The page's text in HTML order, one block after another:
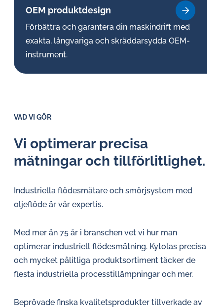
OEM pro­dukt­de­sign
Förbättra och garantera din maskindrift med
exakta, långvariga och skräddarsydda OEM-
instrument.
VAD VI GÖR
Vi optimerar precisa
mätningar och till­för­lit­lig­het.
Industriella flödesmätare och smörjsystem med
oljeflöde är vår expertis.
Med mer än 75 år i branschen vet vi hur man
optimerar industriell flödesmätning. Kytolas precisa
och mycket pålitliga produktsortiment täcker de
flesta industriella processtillämpningar och mer.
Beprövade finska kvalitetsprodukter tillverkade av